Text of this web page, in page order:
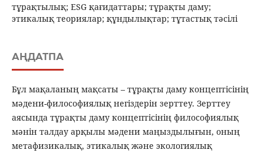
тұрақтылық; ESG қағидаттары; тұрақты даму;
этикалық теориялар; құндылықтар; тұтастық тәсілі
АҢДАТПА
Бұл мақаланың мақсаты – тұрақты даму концептісінің
мәдени-философиялық негіздерін зерттеу. Зерттеу
аясында тұрақты даму концептісінің философиялық
мәнін талдау арқылы мәдени маңыздылығын, оның
метафизикалық, этикалық және экологиялық